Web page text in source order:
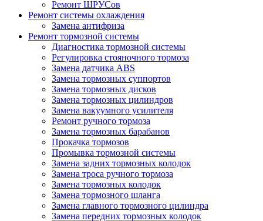
Ремонт ШРУСов
Ремонт системы охлаждения
Замена антифриза
Ремонт тормозной системы
Диагностика тормозной системы
Регулировка стояночного тормоза
Замена датчика ABS
Замена тормозных суппортов
Замена тормозных дисков
Замена тормозных цилиндров
Замена вакуумного усилителя
Ремонт ручного тормоза
Замена тормозных барабанов
Прокачка тормозов
Промывка тормозной системы
Замена задних тормозных колодок
Замена троса ручного тормоза
Замена тормозных колодок
Замена тормозного шланга
Замена главного тормозного цилиндра
Замена передних тормозных колодок